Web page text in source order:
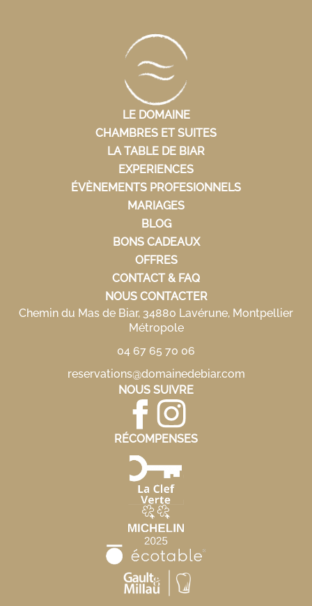
LE DOMAINE
CHAMBRES ET SUITES
LA TABLE DE BIAR
EXPERIENCES
ÉVÈNEMENTS PROFESIONNELS
MARIAGES
BLOG
BONS CADEAUX
OFFRES
CONTACT & FAQ
NOUS CONTACTER
Chemin du Mas de Biar, 34880 Lavérune, Montpellier
Métropole
04 67 65 70 06
reservations@domainedebiar.com
NOUS SUIVRE
RÉCOMPENSES